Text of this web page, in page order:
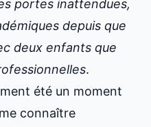
portes inattendues,
depuis que
deux enfants que
.
été un moment
connaître